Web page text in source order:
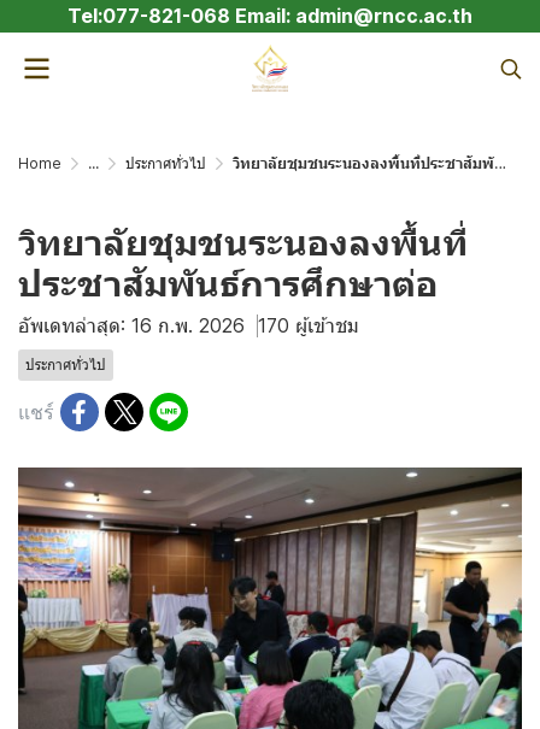
Tel:077-821-068 Email: admin@rncc.ac.th
Home ... ประกาศทั่วไป วิทยาลัยชุมชนระนองลงพื้นที่ประชาสัมพันธ์การศึกษาต่อ
วิทยาลัยชุมชนระนองลงพื้นที่
ประชาสัมพันธ์การศึกษาต่อ
อัพเดทล่าสุด: 16 ก.พ. 2026 170 ผู้เข้าชม
ประกาศทั่วไป
แชร์